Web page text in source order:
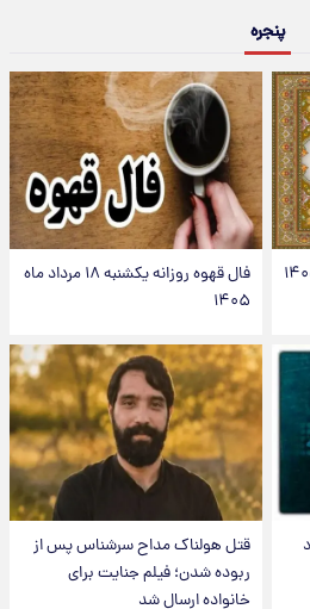
پنجره
فال قهوه روزانه یکشنبه ۱۸ مرداد ماه
۱۴۰۵
قتل هولناک مداح سرشناس پس از
ربوده شدن؛ فیلم جنایت برای
خانواده ارسال شد